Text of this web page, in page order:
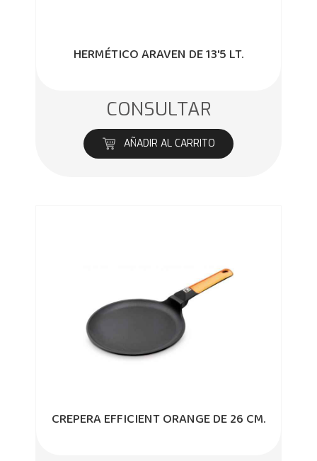
HERMÉTICO ARAVEN DE 13'5 LT.
CONSULTAR
AÑADIR AL CARRITO
CREPERA EFFICIENT ORANGE DE 26 CM.